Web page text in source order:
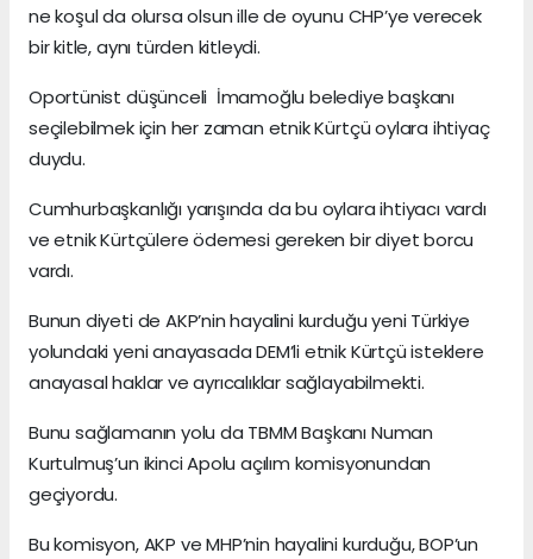
ne koşul da olursa olsun ille de oyunu CHP’ye verecek
bir kitle, aynı türden kitleydi.
Oportünist düşünceli İmamoğlu belediye başkanı
seçilebilmek için her zaman etnik Kürtçü oylara ihtiyaç
duydu.
Cumhurbaşkanlığı yarışında da bu oylara ihtiyacı vardı
ve etnik Kürtçülere ödemesi gereken bir diyet borcu
vardı.
Bunun diyeti de AKP’nin hayalini kurduğu yeni Türkiye
yolundaki yeni anayasada DEM’li etnik Kürtçü isteklere
anayasal haklar ve ayrıcalıklar sağlayabilmekti.
Bunu sağlamanın yolu da TBMM Başkanı Numan
Kurtulmuş’un ikinci Apolu açılım komisyonundan
geçiyordu.
Bu komisyon, AKP ve MHP’nin hayalini kurduğu, BOP’un